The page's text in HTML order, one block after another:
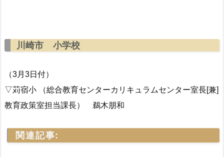
川崎市 小学校
（3月3日付）
▽苅宿小 （総合教育センターカリキュラムセンター室長[兼]
教育政策室担当課長） 鵜木朋和
関連記事: